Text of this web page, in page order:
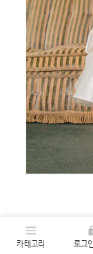
카테고리 로그